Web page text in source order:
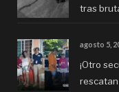
tras
agosto 5,
¡Otro